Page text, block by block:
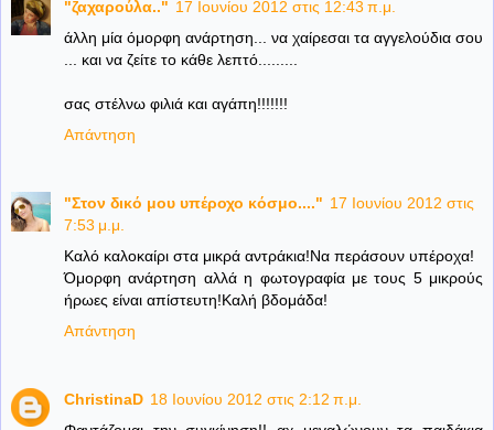
"ζαχαρούλα.." 17 Ιουνίου 2012 στις 12:43 π.μ.
άλλη μία όμορφη ανάρτηση... να χαίρεσαι τα αγγελούδια σου
... και να ζείτε το κάθε λεπτό.........
σας στέλνω φιλιά και αγάπη!!!!!!!
Απάντηση
"Στον δικό μου υπέροχο κόσμο...." 17 Ιουνίου 2012 στις
7:53 μ.μ.
Καλό καλοκαίρι στα μικρά αντράκια!Να περάσουν υπέροχα!
Όμορφη ανάρτηση αλλά η φωτογραφία με τους 5 μικρούς
ήρωες είναι απίστευτη!Καλή βδομάδα!
Απάντηση
ChristinaD 18 Ιουνίου 2012 στις 2:12 π.μ.